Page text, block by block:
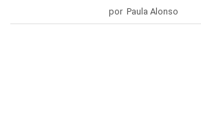
por Paula Alonso